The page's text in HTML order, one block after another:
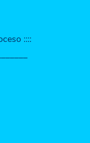
::::